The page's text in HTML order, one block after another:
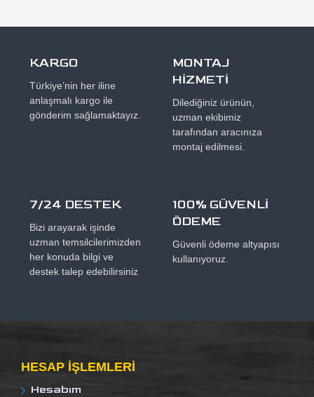
KARGO
Türkiye’nin her iline
anlaşmalı kargo ile
gönderim sağlamaktayız.
MONTAJ
HİZMETİ
Dilediğiniz ürünün,
uzman ekibimiz
tarafından aracınıza
montaj edilmesi.
7/24 DESTEK
Bizi arayarak işinde
uzman temsilcilerimizden
her konuda bilgi ve
destek talep edebilirsiniz
100% GÜVENLİ
ÖDEME
Güvenli ödeme altyapısı
kullanıyoruz.
HESAP IŞLEMLERI
Hesabım